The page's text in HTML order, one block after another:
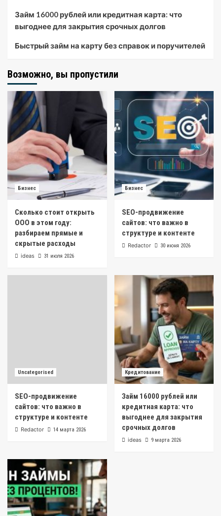
Займ 16000 рублей или кредитная карта: что
выгоднее для закрытия срочных долгов
Быстрый займ на карту без справок и поручителей
Возможно, вы пропустили
Бизнес
Сколько стоит открыть
ООО в этом году:
разбираем прямые и
скрытые расходы
ideas 31 июля 2026
Бизнес
SEO-продвижение
сайтов: что важно в
структуре и контенте
Redactor 30 июня 2026
Uncategorised
SEO-продвижение
сайтов: что важно в
структуре и контенте
Redactor 14 марта 2026
Кредитование
Займ 16000 рублей или
кредитная карта: что
выгоднее для закрытия
срочных долгов
ideas 9 марта 2026